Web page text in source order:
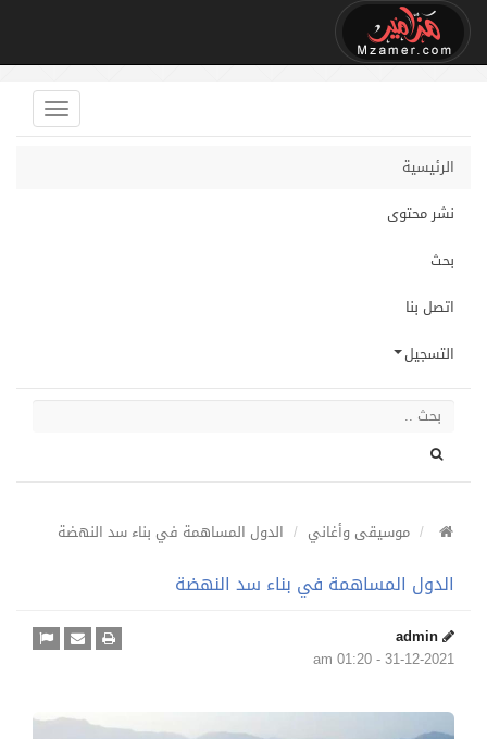
الرئيسية
نشر محتوى
بحث
اتصل بنا
التسجيل
موسيقى وأغاني الدول المساهمة في بناء سد النهضة
الدول المساهمة في بناء سد النهضة
admin
31-12-2021 - 01:20 am